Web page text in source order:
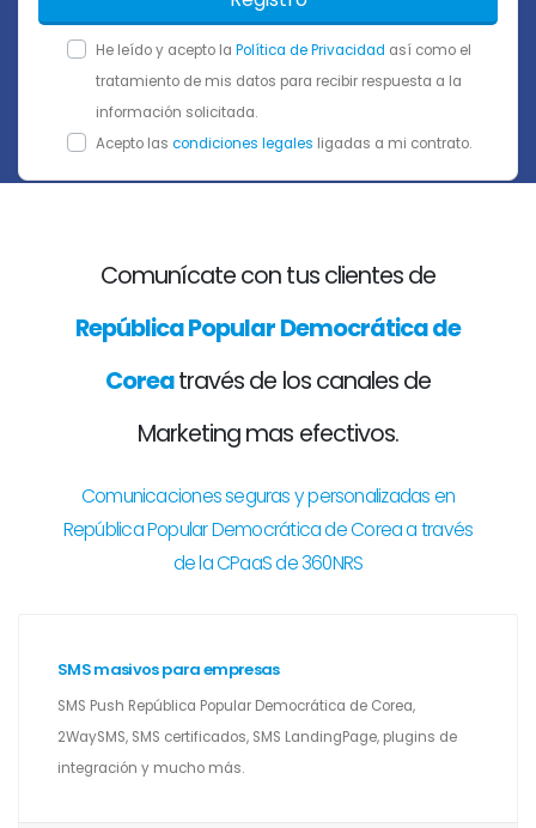
He leído y acepto la Política de Privacidad así como el
tratamiento de mis datos para recibir respuesta a la
información solicitada.
Acepto las condiciones legales ligadas a mi contrato.
Comunícate con tus clientes de
República Popular Democrática de
Coreatravés de los canales de
Marketing mas efectivos.
Comunicaciones seguras y personalizadas en
República Popular Democrática de Corea a través
de la CPaaS de 360NRS
SMS masivos para empresas
SMS Push República Popular Democrática de Corea,
2WaySMS, SMS certificados, SMS LandingPage, plugins de
integración y mucho más.